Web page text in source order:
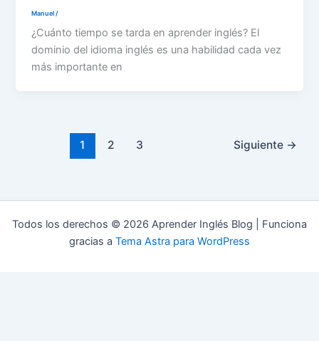
Manuel/
¿Cuánto tiempo se tarda en aprender inglés? El
dominio del idioma inglés es una habilidad cada vez
más importante en
1 2 3 Siguiente →
Todos los derechos © 2026 Aprender Inglés Blog | Funciona
gracias a Tema Astra para WordPress